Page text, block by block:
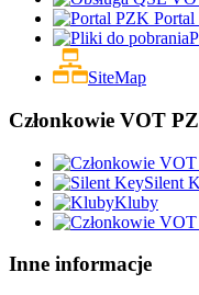
SiteMap
Członkowie VOT
Silent
Kluby
Inne informacje